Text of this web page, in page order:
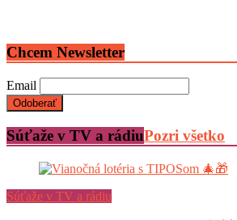
Chcem Newsletter
Email
Súťaže v TV a rádiuPozri všetko
Súťaže v TV a rádiu